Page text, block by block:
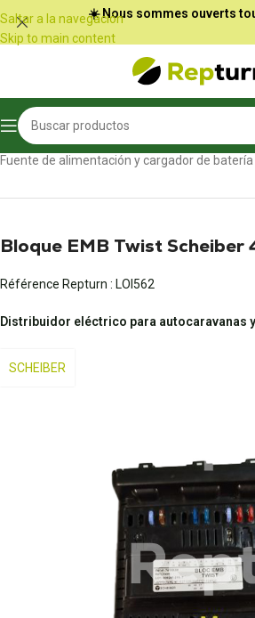
Panel de gestión de cookies
Saltar a la navegación
Skip to main content
☀️ Nous sommes ouverts
Inicio/Autocaravanas y furgonetas
Fuente de alimentación y cargador de batería
Bloque EMB Twist Scheiber
Référence Repturn : LOI562
Distribuidor eléctrico para autocaravanas
SCHEIBER